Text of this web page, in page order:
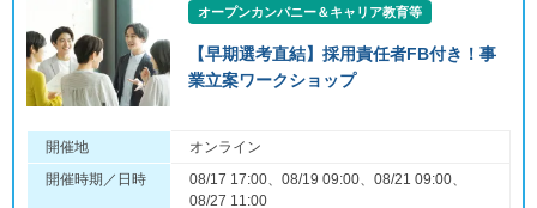
オープンカンパニー＆キャリア教育等
【早期選考直結】採用責任者FB付き！事
業立案ワークショップ
開催地
オンライン
開催時期／日時
08/17 17:00、08/19 09:00、08/21 09:00、
08/27 11:00